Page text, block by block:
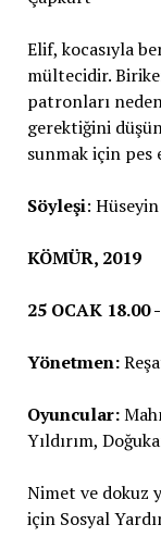
Elif, kocasıyla
mültecidir.
patronları
gerektiğini
sunmak için pes
Söyleşi:
KÖMÜR, 2019
25 OCAK 18.00
Yönetmen:
Oyuncular:
Yıldırım,
Nimet ve dokuz
için Sosyal